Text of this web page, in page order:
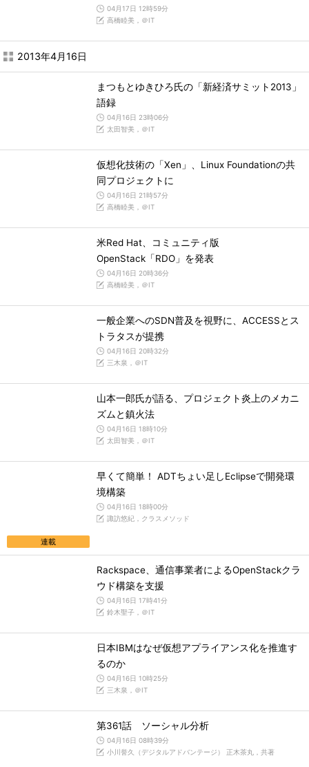
04月17日 12時59分
高橋睦美，＠IT
2013年4月16日
まつもとゆきひろ氏の「新経済サミット2013」
語録
04月16日 23時06分
太田智美，＠IT
仮想化技術の「Xen」、Linux Foundationの共
同プロジェクトに
04月16日 21時57分
高橋睦美，＠IT
米Red Hat、コミュニティ版
OpenStack「RDO」を発表
04月16日 20時36分
高橋睦美，＠IT
一般企業へのSDN普及を視野に、ACCESSとス
トラタスが提携
04月16日 20時32分
三木泉，＠IT
山本一郎氏が語る、プロジェクト炎上のメカニ
ズムと鎮火法
04月16日 18時10分
太田智美，＠IT
連載
早くて簡単！ ADTちょい足しEclipseで開発環
境構築
04月16日 18時00分
諏訪悠紀，クラスメソッド
Rackspace、通信事業者によるOpenStackクラ
ウド構築を支援
04月16日 17時41分
鈴木聖子，＠IT
日本IBMはなぜ仮想アプライアンス化を推進す
るのか
04月16日 10時25分
三木泉，＠IT
第361話 ソーシャル分析
04月16日 08時39分
小川誉久（デジタルアドバンテージ） 正木茶丸，共著